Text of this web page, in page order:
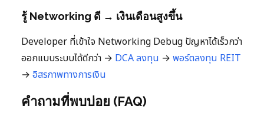
รู้ Networking ดี → เงินเดือนสูงขึ้น
Developer ที่เข้าใจ Networking Debug ปัญหาได้เร็วกว่า
ออกแบบระบบได้ดีกว่า → DCA ลงทุน → พอร์ตลงทุน REIT
→ อิสรภาพทางการเงิน
คำถามที่พบบ่อย (FAQ)